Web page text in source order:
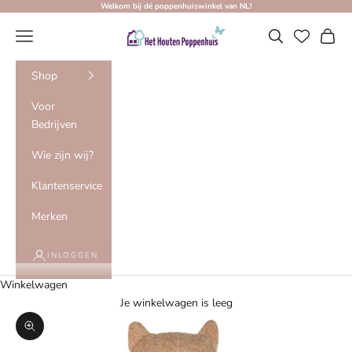
Welkom bij dé poppenhuiswinkel van NL!
Het Houten Poppenhuis
Menu Zoeken
Shop
Voor
Bedrijven
Wie zijn wij?
Klantenservice
Merken
INLOGGEN
Winkelwagen
Je winkelwagen is leeg
In-/uitzoomen